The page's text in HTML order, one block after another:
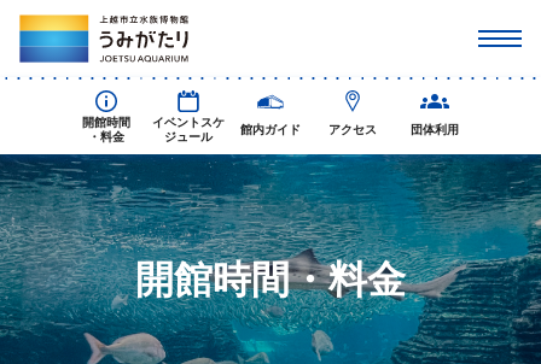
開館時間
・料金
イベントスケ
ジュール
館内ガイド アクセス 団体利用
開館時間・料金